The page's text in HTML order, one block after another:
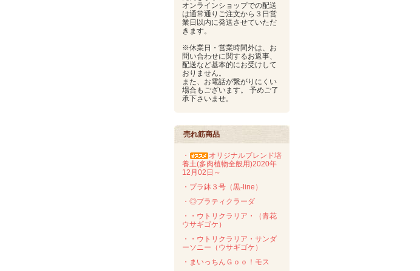
オンラインショップでの配送
は通常通りご注文から３日営
業日以内に発送させていただ
きます。
※休業日・営業時間外は、お
問い合わせに関するお返事、
配送など基本的にお受けして
おりません。
また、お電話が繋がりにくい
場合もございます。 予めご了
承下さいませ。
売れ筋商品
・
オリジナルブレンド培
養土(多肉植物全般用)2020年
12月02日～
・プラ鉢３号（黒-line）
・◎プラティクラーダ
・・ウトリクラリア・（青花
ウサギゴケ）
・・ウトリクラリア・サンダ
ーソニー（ウサギゴケ）
・まいっちんＧｏｏ！モス